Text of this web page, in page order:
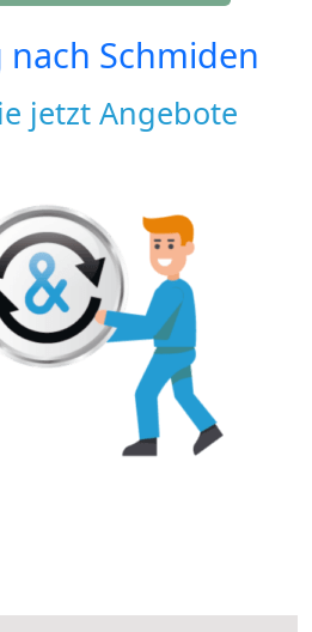
Schmiden
jetzt Angebote